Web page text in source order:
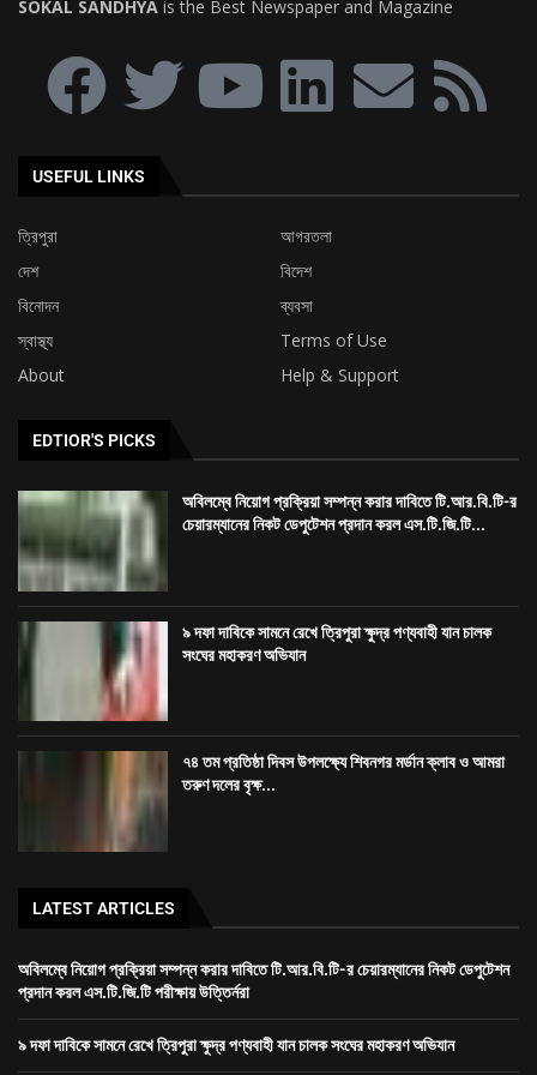
দেশ
বিদেশ
স্বাস্থ্য
Terms of Use
About
Help & Support
EDTIOR'S PICKS
অবিলম্বে নিয়োগ প্রক্রিয়া সম্পন্ন করার দাবিতে টি.আর.বি.টি-র
চেয়ারম্যানের নিকট ডেপুটেশন প্রদান করল এস.টি.জি.টি...
৯ দফা দাবিকে সামনে রেখে ত্রিপুরা ক্ষুদ্র পণ্যবাহী যান চালক
৭৪ তম প্রতিষ্ঠা দিবস উপলক্ষ্যে শিবনগর মর্ডান ক্লাব ও আমরা
তরুণ দলের বৃক্ষ...
LATEST ARTICLES
অবিলম্বে নিয়োগ প্রক্রিয়া সম্পন্ন করার দাবিতে টি.আর.বি.টি-র চেয়ারম্যানের নিকট ডেপুটেশন
৯ দফা দাবিকে সামনে রেখে ত্রিপুরা ক্ষুদ্র পণ্যবাহী যান চালক সংঘের মহাকরণ অভিযান
৭৪ তম প্রতিষ্ঠা দিবস উপলক্ষ্যে শিবনগর মর্ডান ক্লাব ও আমরা তরুণ দলের বৃক্ষ রোপণ কর্মসূচি
Dev-GORILLA TECH SOLUTION
হোম ত্রিপুরা জেলা খেলা দেশ বিদেশ
বিনোদন